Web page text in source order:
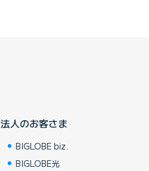
法人のお客さま
BIGLOBE biz.
BIGLOBE光